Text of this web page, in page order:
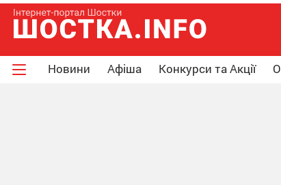
Новини Афіша Конкурси та Акції